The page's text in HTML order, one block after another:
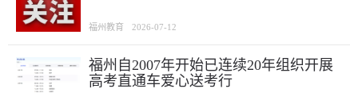
福州教育 2026-07-12
福州自2007年开始已连续20年组织开展
高考直通车爱心送考行